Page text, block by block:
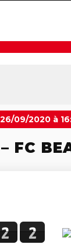
26/09/2020 à
FC
2 2